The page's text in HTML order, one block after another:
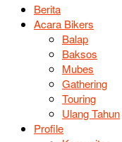
Berita
Acara Bikers
Balap
Baksos
Mubes
Gathering
Touring
Ulang Tahun
Profile